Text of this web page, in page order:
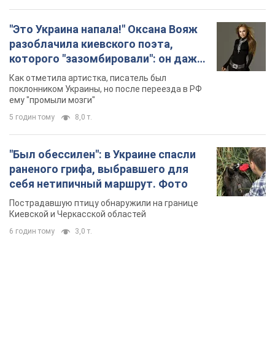
"Это Украина напала!" Оксана Вояж
разоблачила киевского поэта,
которого "зазомбировали": он даже
русского не знал, а теперь хочет
геноцида украинцев
Как отметила артистка, писатель был
поклонником Украины, но после переезда в РФ
ему "промыли мозги"
5 годин тому 8,0 т.
"Был обессилен": в Украине спасли
раненого грифа, выбравшего для
себя нетипичный маршрут. Фото
Пострадавшую птицу обнаружили на границе
Киевской и Черкасской областей
6 годин тому 3,0 т.